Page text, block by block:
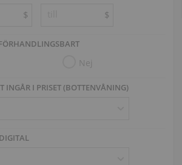
$ $
Nej
INGÅR I PRISET (BOTTENVÅNING)